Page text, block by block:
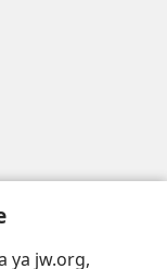
ya jw.org,